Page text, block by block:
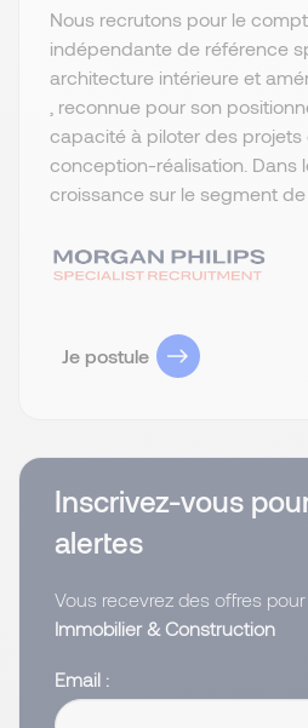
Nous recrutons pour le
indépendante de référence
architecture intérieure et
, reconnue pour son
capacité à piloter des projets
conception-réalisation. Dans
croissance sur le segment de
Je postule
Inscrivez-vous
alertes
Vous recevrez des offres pour
Immobilier & Construction
Email